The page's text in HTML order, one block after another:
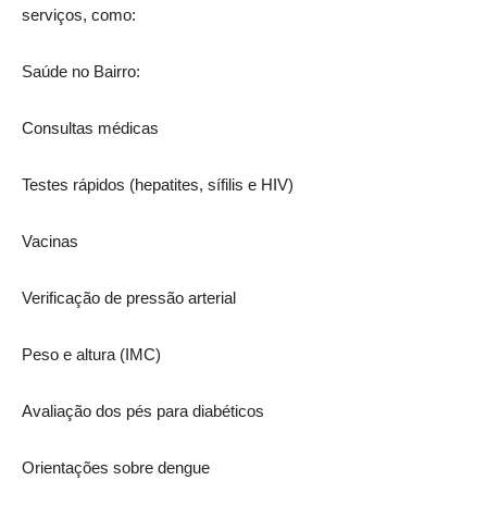
serviços, como:
Saúde no Bairro:
Consultas médicas
Testes rápidos (hepatites, sífilis e HIV)
Vacinas
Verificação de pressão arterial
Peso e altura (IMC)
Avaliação dos pés para diabéticos
Orientações sobre dengue